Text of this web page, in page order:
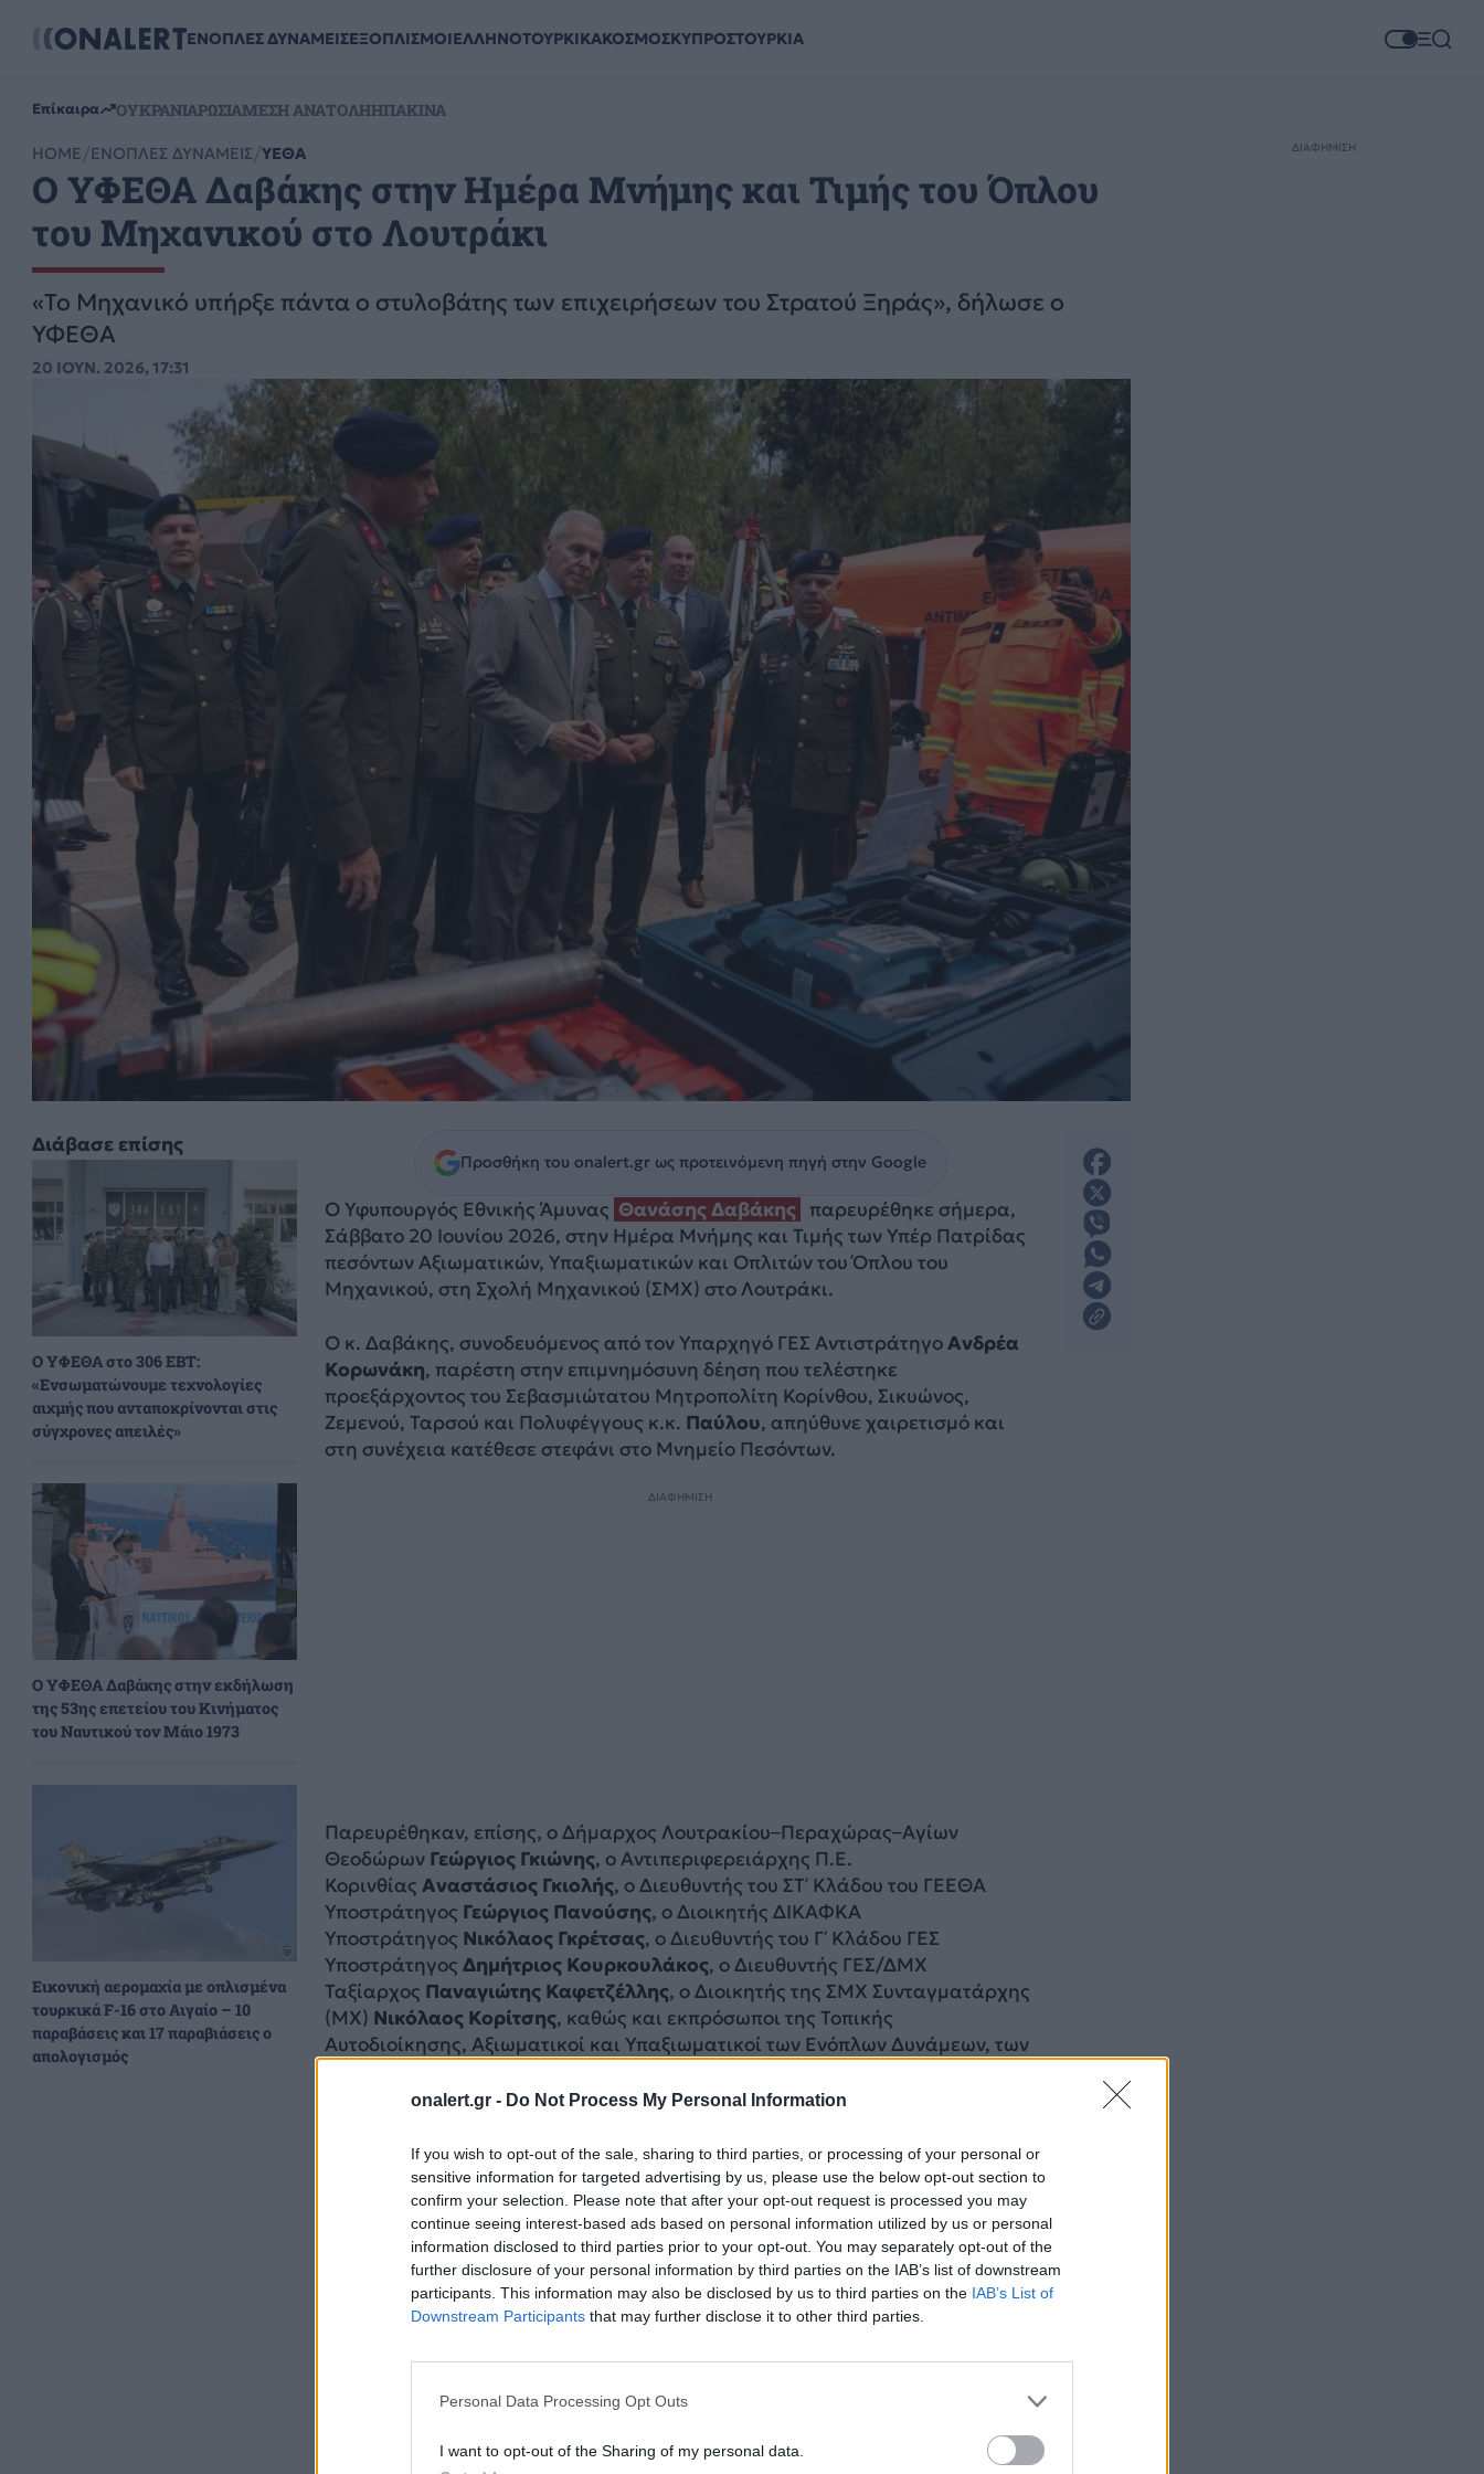
onalert.gr - Do Not Process My Personal Information
If you wish to opt-out of the sale, sharing to third parties, or processing of your personal or
sensitive information for targeted advertising by us, please use the below opt-out section to
confirm your selection. Please note that after your opt-out request is processed you may
continue seeing interest-based ads based on personal information utilized by us or personal
information disclosed to third parties prior to your opt-out. You may separately opt-out of the
further disclosure of your personal information by third parties on the IAB’s list of downstream
participants. This information may also be disclosed by us to third parties on the IAB’s List of
Downstream Participants that may further disclose it to other third parties.
Personal Data Processing Opt Outs
I want to opt-out of the Sharing of my personal data.
ΕΝΟΠΛΕΣ ΔΥΝΑΜΕΙΣΕΞΟΠΛΙΣΜΟΙΕΛΛΗΝΟΤΟΥΡΚΙΚΑΚΟΣΜΟΣΚΥΠΡΟΣΤΟΥΡΚΙΑ
Επίκαιρα ΟΥΚΡΑΝΙΑΡΩΣΙΑΜΕΣΗ ΑΝΑΤΟΛΗΗΠΑΚΙΝΑ
HOME ΕΝΟΠΛΕΣ ΔΥΝΑΜΕΙΣ ΥΕΘΑ
Ο ΥΦΕΘΑ Δαβάκης στην Ημέρα Μνήμης και Τιμής του Όπλου
του Μηχανικού στο Λουτράκι
«Το Μηχανικό υπήρξε πάντα ο στυλοβάτης των επιχειρήσεων του Στρατού Ξηράς», δήλωσε ο
ΥΦΕΘΑ
20 ΙΟΥΝ. 2026, 17:31
Διάβασε επίσης
Ο ΥΦΕΘΑ στο 306 ΕΒΤ:
«Ενσωματώνουμε τεχνολογίες
αιχμής που ανταποκρίνονται στις
σύγχρονες απειλές»
Ο ΥΦΕΘΑ Δαβάκης στην εκδήλωση
της 53ης επετείου του Κινήματος
του Ναυτικού τον Μάιο 1973
Εικονική αερομαχία με οπλισμένα
τουρκικά F-16 στο Αιγαίο – 10
παραβάσεις και 17 παραβιάσεις ο
απολογισμός
Προσθήκη του onalert.gr ως προτεινόμενη πηγή στην Google
Ο Υφυπουργός Εθνικής Άμυνας Θανάσης Δαβάκης παρευρέθηκε σήμερα,
Σάββατο 20 Ιουνίου 2026, στην Ημέρα Μνήμης και Τιμής των Υπέρ Πατρίδας
πεσόντων Αξιωματικών, Υπαξιωματικών και Οπλιτών του Όπλου του
Μηχανικού, στη Σχολή Μηχανικού (ΣΜΧ) στο Λουτράκι.
Ο κ. Δαβάκης, συνοδευόμενος από τον Υπαρχηγό ΓΕΣ ΑντιστράτηγοΑνδρέα
Κορωνάκη, παρέστη στην επιμνημόσυνη δέηση που τελέστηκε
προεξάρχοντος του Σεβασμιώτατου Μητροπολίτη Κορίνθου, Σικυώνος,
Ζεμενού, Ταρσού και Πολυφέγγους κ.κ. Παύλου, απηύθυνε χαιρετισμό και
στη συνέχεια κατέθεσε στεφάνι στο Μνημείο Πεσόντων.
ΔΙΑΦΗΜΙΣΗ
Παρευρέθηκαν, επίσης, ο Δήμαρχος Λουτρακίου–Περαχώρας–Αγίων
Θεοδώρων Γεώργιος Γκιώνης, ο Αντιπεριφερειάρχης Π.Ε.
Κορινθίας Αναστάσιος Γκιολής, ο Διευθυντής του ΣΤ’ Κλάδου του ΓΕΕΘΑ
Υποστράτηγος Γεώργιος Πανούσης, ο Διοικητής ΔΙΚΑΦΚΑ
Υποστράτηγος Νικόλαος Γκρέτσας, ο Διευθυντής του Γ’ Κλάδου ΓΕΣ
Υποστράτηγος Δημήτριος Κουρκουλάκος, ο Διευθυντής ΓΕΣ/ΔΜΧ
Ταξίαρχος Παναγιώτης Καφετζέλλης, ο Διοικητής της ΣΜΧ Συνταγματάρχης
(ΜΧ) Νικόλαος Κορίτσης, καθώς και εκπρόσωποι της Τοπικής
Αυτοδιοίκησης, Αξιωματικοί και Υπαξιωματικοί των Ενόπλων Δυνάμεων, των
Αξιωματικών, φορέων και συλλόγων.
ΔΙΑΦΗΜΙΣΗ